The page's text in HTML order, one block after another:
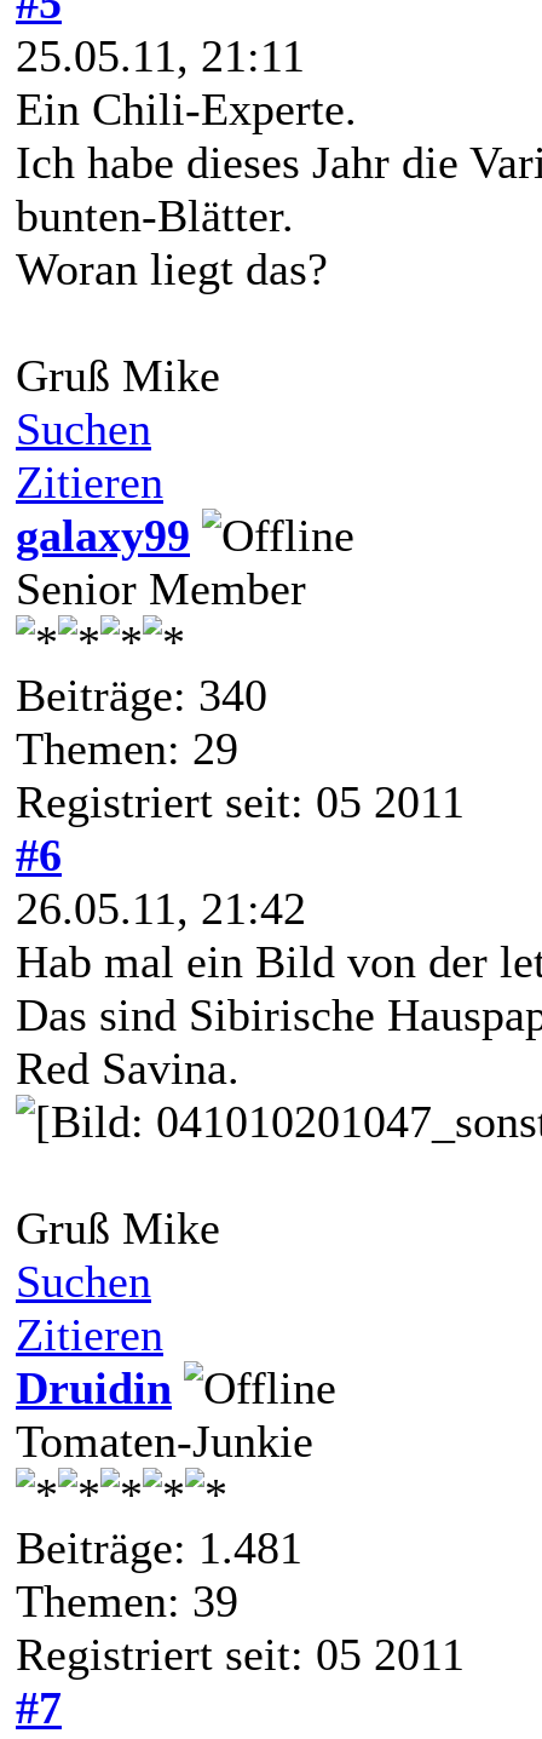
25.05.11, 21:11
Ein Chili-Experte.
Ich habe dieses Jahr die
bunten-Blätter.
Woran liegt das?
Gruß Mike
Suchen
Zitieren
galaxy99
Senior Member
Beiträge: 340
Themen: 29
Registriert seit: 05 2011
#6
26.05.11, 21:42
Hab mal ein Bild von der
Das sind Sibirische
Red Savina.
Gruß Mike
Suchen
Zitieren
Druidin
Tomaten-Junkie
Beiträge: 1.481
Themen: 39
Registriert seit: 05 2011
#7